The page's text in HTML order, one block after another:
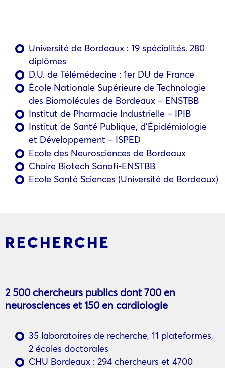
Université de Bordeaux : 19 spécialités, 280
diplômes
D.U. de Télémédecine : 1er DU de France
École Nationale Supérieure de Technologie
des Biomolécules de Bordeaux – ENSTBB
Institut de Pharmacie Industrielle – IPIB
Institut de Santé Publique, d’Épidémiologie
et Développement – ISPED
Ecole des Neurosciences de Bordeaux
Chaire Biotech Sanofi-ENSTBB
Ecole Santé Sciences (Université de Bordeaux)
RECHERCHE
2 500 chercheurs publics dont 700 en
neurosciences et 150 en cardiologie
35 laboratoires de recherche, 11 plateformes,
2 écoles doctorales
CHU Bordeaux : 294 chercheurs et 4700